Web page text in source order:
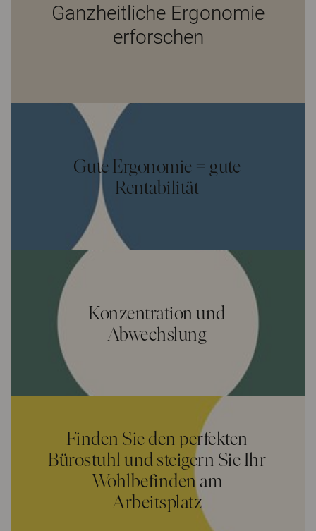
Ganzheitliche Ergonomie
erforschen
Gute Ergonomie = gute
Rentabilität
Konzentration und
Abwechslung
Finden Sie den perfekten
Bürostuhl und steigern Sie Ihr
Wohlbefinden am
Arbeitsplatz